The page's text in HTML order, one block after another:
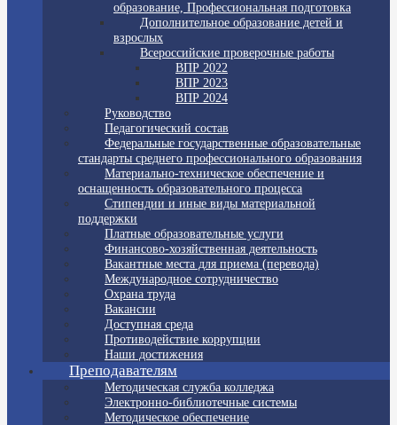
образование, Профессиональная подготовка
Дополнительное образование детей и
взрослых
Всероссийские проверочные работы
ВПР 2022
ВПР 2023
ВПР 2024
Руководство
Педагогический состав
Федеральные государственные образовательные
стандарты среднего профессионального образования
Материально-техническое обеспечение и
оснащенность образовательного процесса
Стипендии и иные виды материальной
поддержки
Платные образовательные услуги
Финансово-хозяйственная деятельность
Вакантные места для приема (перевода)
Международное сотрудничество
Охрана труда
Вакансии
Доступная среда
Противодействие коррупции
Наши достижения
Преподавателям
Методическая служба колледжа
Электронно-библиотечные системы
Методическое обеспечение